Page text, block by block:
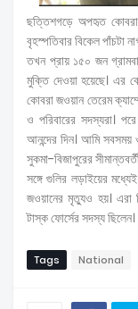
ছত্তিশগড়ে অপহৃত কোবরা
বৃহস্পতিবার বিকেল পাঁচটা
তখন প্রায় ১৫০ জন
মুক্তি দেওয়া হয়েছে। এর
কোবরা জওয়ান তেরেম
ও পরিবারের সদস্যরা।
আনন্দের দিন। আমি সবসময়
সুকমা-বিজাপুরের
সঙ্গে গুলির লড়াইয়ের
জওয়ানের মৃত্যুও হয়। এরা
টাস্ক ফোর্সের সদস্য ছিলেন।
Tags National